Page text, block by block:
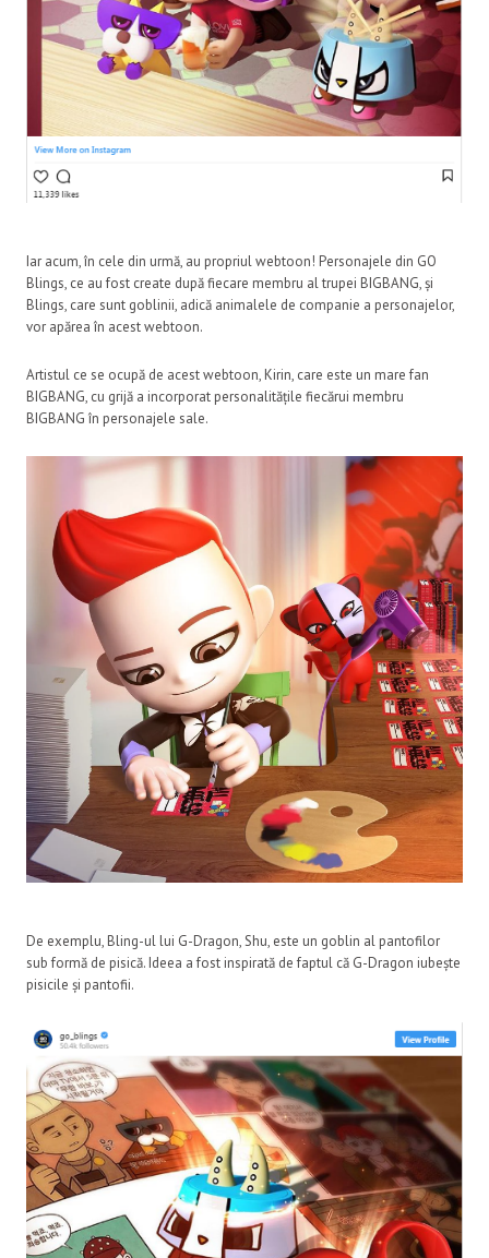
Iar acum, în cele din urmă, au propriul webtoon! Personajele din GO
Blings, ce au fost create după fiecare membru al trupei BIGBANG, și
Blings, care sunt goblinii, adică animalele de companie a personajelor,
vor apărea în acest webtoon.
Artistul ce se ocupă de acest webtoon, Kirin, care este un mare fan
BIGBANG, cu grijă a incorporat personalitățile fiecărui membru
BIGBANG în personajele sale.
De exemplu, Bling-ul lui G-Dragon, Shu, este un goblin al pantofilor
sub formă de pisică. Ideea a fost inspirată de faptul că G-Dragon iubește
pisicile și pantofii.